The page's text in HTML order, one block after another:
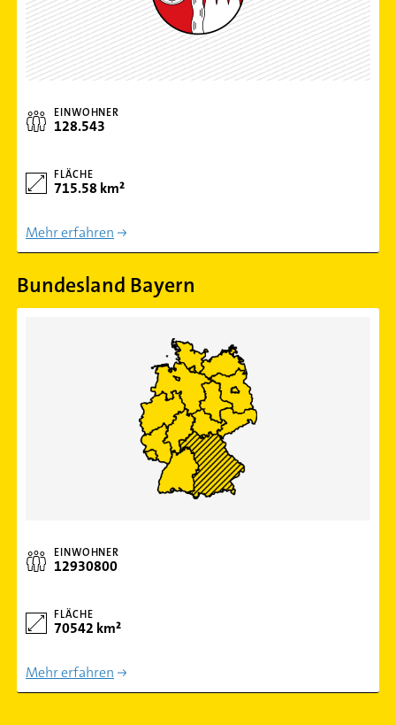
EINWOHNER
128.543
FLÄCHE
715.58 km²
Mehr erfahren
Bundesland Bayern
EINWOHNER
12930800
FLÄCHE
70542 km²
Mehr erfahren